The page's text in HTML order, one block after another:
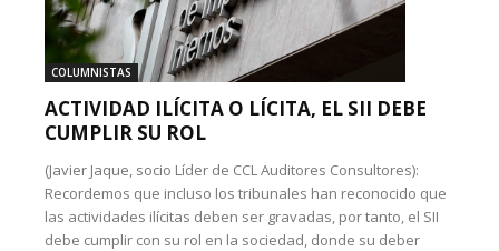
COLUMNISTAS
ACTIVIDAD ILÍCITA O LÍCITA, EL SII DEBE
CUMPLIR SU ROL
(Javier Jaque, socio Líder de CCL Auditores Consultores):
Recordemos que incluso los tribunales han reconocido que
las actividades ilícitas deben ser gravadas, por tanto, el SII
debe cumplir con su rol en la sociedad, donde su deber